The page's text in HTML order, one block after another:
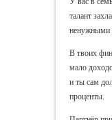
талант
ненужными
В твоих
мало
и ты сам
проценты.